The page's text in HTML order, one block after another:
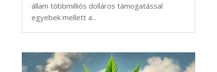
állam többmilliós dolláros támogatással
egyebek mellett a...